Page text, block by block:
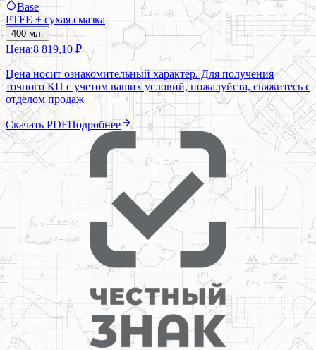
Base
PTFE + сухая смазка
400 мл.
Цена:8 819,10 ₽
Цена носит ознакомительный характер. Для получения
точного КП с учетом ваших условий, пожалуйста, свяжитесь с
отделом продаж
Скачать PDFПодробнее